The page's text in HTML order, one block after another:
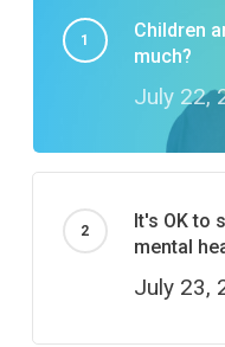
Children
much?
July 22,
It's OK to
mental
July 23,